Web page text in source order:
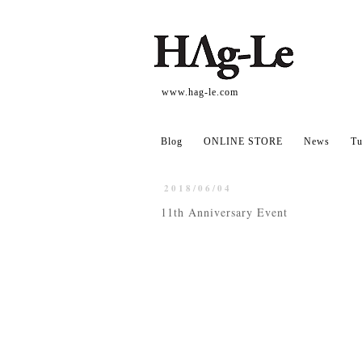
www.hag-le.com
Blog ONLINE STORE News
2018/06/04
11th Anniversary Event